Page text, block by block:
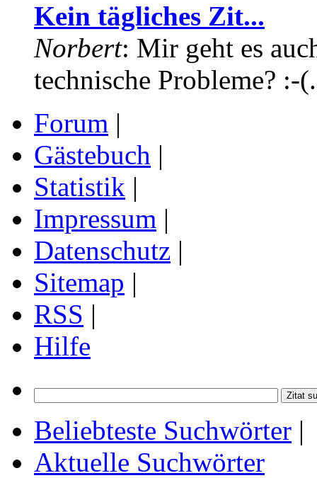
Kein tägliches Zit...
Norbert: Mir geht es
technische Probleme? :-
Forum |
Gästebuch |
Statistik |
Impressum |
Datenschutz |
Sitemap |
RSS |
Hilfe
Beliebteste Suchwörter |
Aktuelle Suchwörter